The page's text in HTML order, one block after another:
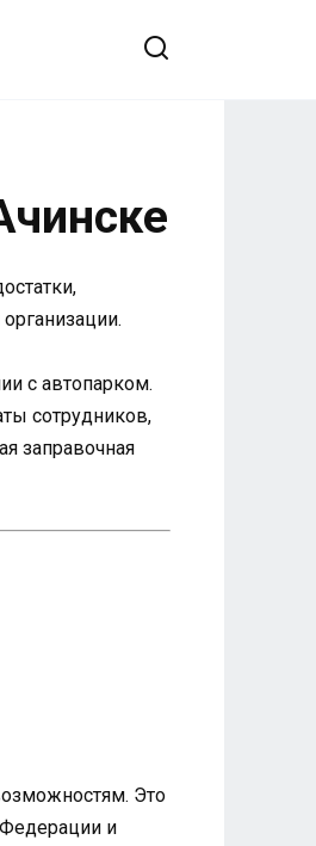
с автопарком.
сотрудников,
заправочная
Это
Федерации и